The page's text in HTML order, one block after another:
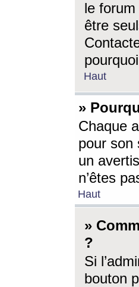
le
être
Haut
»
Chaque
pour son
un
n’êtes
Haut
»
?
Si
bouton